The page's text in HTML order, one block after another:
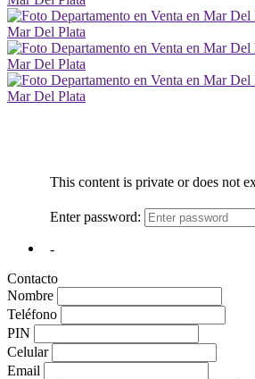
Contacto
Nombre
Teléfono
PIN
Celular
Email